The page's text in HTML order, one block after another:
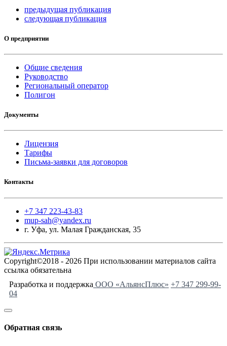
предыдущая публикация
следующая публикация
О предприятии
Общие сведения
Руководство
Региональный оператор
Полигон
Документы
Лицензия
Тарифы
Письма-заявки для договоров
Контакты
+7 347 223-43-83
mup-sah@yandex.ru
г. Уфа, ул. Малая Гражданская, 35
Copyright©2018 - 2026 При использовании материалов сайта
ссылка обязательна
Разработка и поддержка ООО «АльянсПлюс» +7 347 299-99-
04
Обратная связь